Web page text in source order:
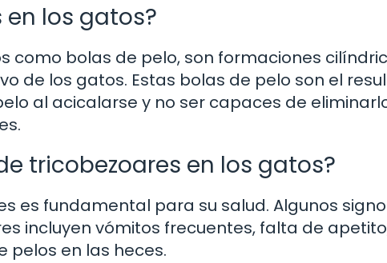
en los gatos?
como bolas de pelo, son formaciones
de los gatos. Estas bolas de pelo son el
al acicalarse y no ser capaces de
tricobezoares en los gatos?
es fundamental para su salud. Algunos
incluyen vómitos frecuentes, falta de
pelos en las heces.